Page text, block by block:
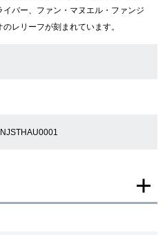
買取ブログ
イバー、ファン・マヌエル・ファンジ
のレリーフが刻まれています。